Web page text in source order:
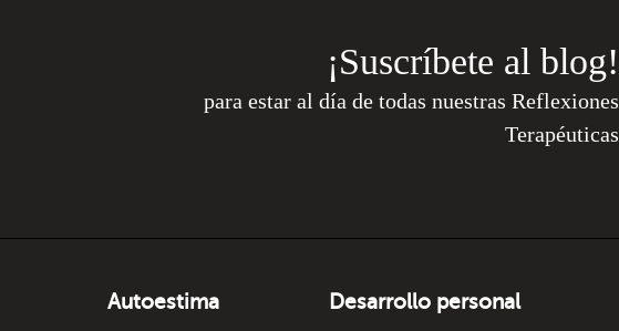
¡Suscríbete al blog!
para estar al día de todas nuestras Reflexiones
Terapéuticas
Autoestima Desarrollo personal